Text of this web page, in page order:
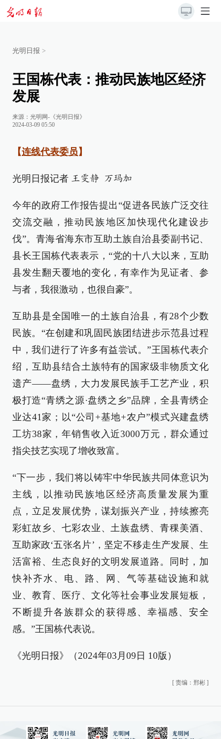
光明日报 >
王国栋代表：推动民族地区经济
发展
来源： 光明网-《光明日报》
2024-03-09 05:50
【连线代表委员】
光明日报记者 王雯静 万玛加
今年的政府工作报告提出“促进各民族广泛交往
交流交融，推动民族地区加快现代化建设步
伐”。青海省海东市互助土族自治县委副书记、
县长王国栋代表表示，“党的十八大以来，互助
县发生翻天覆地的变化，有幸作为见证者、参
与者，我很激动，也很自豪”。
互助县是全国唯一的土族自治县，有28个少数
民族。“在创建和巩固民族团结进步示范县过程
中，我们进行了许多有益尝试。”王国栋代表介
绍，互助县结合土族特有的国家级非物质文化
遗产——盘绣，大力发展民族手工艺产业，积
极打造“青绣之源·盘绣之乡”品牌，全县青绣企
业达41家；以“公司+基地+农户”模式兴建盘绣
工坊38家，年销售收入近3000万元，群众通过
指尖技艺实现了增收致富。
“下一步，我们将以铸牢中华民族共同体意识为
主线，以推动民族地区经济高质量发展为重
点，立足发展优势，谋划振兴产业，持续擦亮
彩虹故乡、七彩农业、土族盘绣、青稞美酒、
互助家政‘五张名片’，坚定不移走生产发展、生
活富裕、生态良好的文明发展道路。同时，加
快补齐水、电、路、网、气等基础设施和就
业、教育、医疗、文化等社会事业发展短板，
不断提升各族群众的获得感、幸福感、安全
感。”王国栋代表说。
《光明日报》（2024年03月09日 10版）
[ 责编：邢彬 ]